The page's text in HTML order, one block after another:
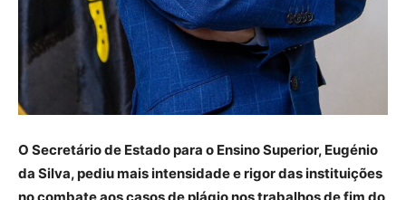
O Secretário de Estado para o Ensino Superior, Eugénio
da Silva, pediu mais intensidade e rigor das instituições